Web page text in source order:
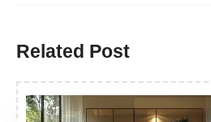
Related Post